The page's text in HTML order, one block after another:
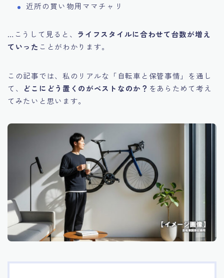
近所の買い物用ママチャリ
…こうして見ると、 ライフスタイルに合わせて台数が増え
ていった ことがわかります。
この記事では、私のリアルな「自転車と保管事情」を通し
て、
どこにどう置くのがベストなのか？ をあらためて考え
てみたいと思います。